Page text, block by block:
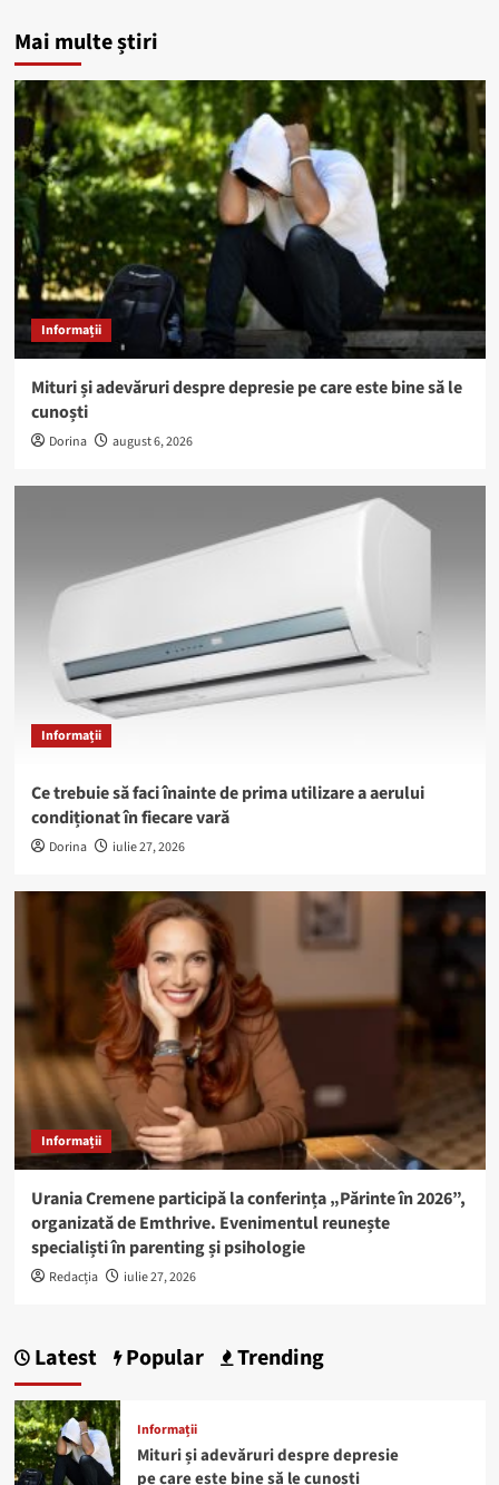
Mai multe știri
Informații
Mituri și adevăruri despre depresie pe care este bine să le
cunoști
Dorina august 6, 2026
Informații
Ce trebuie să faci înainte de prima utilizare a aerului
condiționat în fiecare vară
Dorina iulie 27, 2026
Informații
Urania Cremene participă la conferința „Părinte în 2026”,
organizată de Emthrive. Evenimentul reunește
specialiști în parenting și psihologie
Redacția iulie 27, 2026
Latest Popular Trending
Informații
Mituri și adevăruri despre depresie
pe care este bine să le cunoști